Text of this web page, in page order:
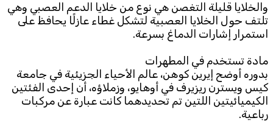
TTV Plus
Download the app
© 2025. All Rights Reserved. ByKoein
والخلايا قليلة التغصن هي نوع من خلايا الدعم العصبي وهي
تلتف حول الخلايا العصبية لتشكل غطاء عازلًا يحافظ على
استمرار إشارات الدماغ بسرعة.
مادة تستخدم في المطهرات
بدوره أوضح إيرين كوهن، عالم الأحياء الجزيئية في جامعة
كيس ويسترن ريزيرف في أوهايو، وزملاؤه، أن إحدى الفئتين
الكيميائيتين اللتين تم تحديدهما كانت عبارة عن مركبات
رباعية.